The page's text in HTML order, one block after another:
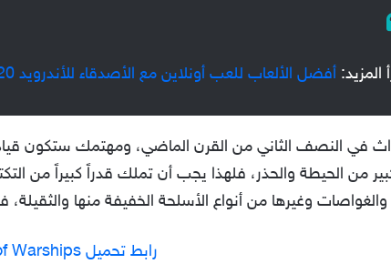
المزيد: أفضل الألعاب للعب أونلاين مع الأصدقاء للأندرويد 2020
في النصف الثاني من القرن الماضي، ومهتمك ستكون
من الحيطة والحذر، فلهذا يجب أن تملك قدراً كبيراً من
والغواصات وغيرها من أنواع الأسلحة الخفيفة منها
رابط تحميل World of Warships عبر موقع steam